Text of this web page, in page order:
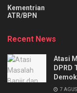
Kementrian
ATR/BPN
Recent News
Atasi
DPRD
7